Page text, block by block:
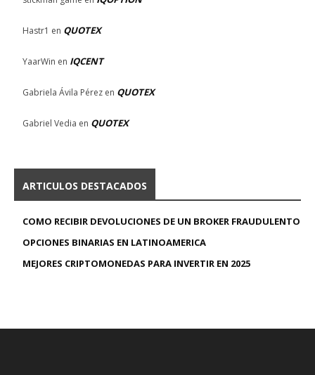
Hastr1 en QUOTEX
YaarWin en IQCENT
Gabriela Ávila Pérez en QUOTEX
Gabriel Vedia en QUOTEX
ARTICULOS DESTACADOS
COMO RECIBIR DEVOLUCIONES DE UN BROKER FRAUDULENTO
OPCIONES BINARIAS EN LATINOAMERICA
MEJORES CRIPTOMONEDAS PARA INVERTIR EN 2025